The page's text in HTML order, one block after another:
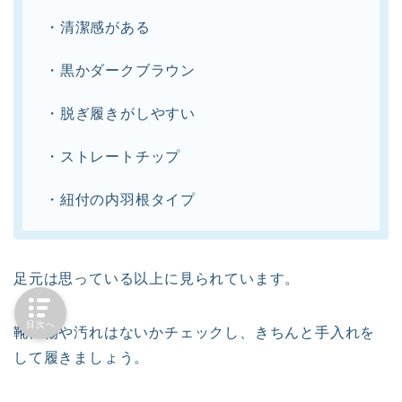
・清潔感がある
・黒かダークブラウン
・脱ぎ履きがしやすい
・ストレートチップ
・紐付の内羽根タイプ
足元は思っている以上に見られています。
靴に傷や汚れはないかチェックし、きちんと手入れを
して履きましょう。
目次へ